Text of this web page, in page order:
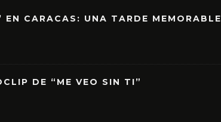
EN CARACAS: UNA TARDE MEMORABLE
DE “ME VEO SIN TI”